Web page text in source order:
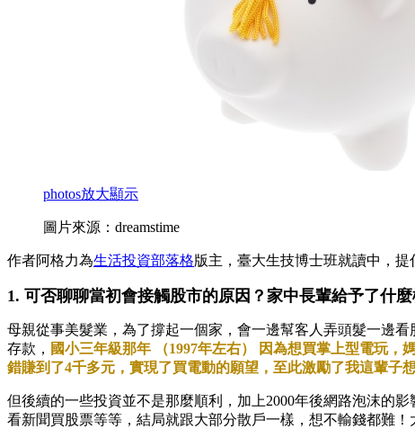
photos放大顯示
圖片來源：dreamstime
作者阿格力為生活投資部落格版主，臺大生技博士班就讀中，
1. 可否聊聊當初會接觸股市的原因？家中長輩給予了什麼
母親從事美髮業，為了撐起一個家，會一邊幫客人弄頭髮一邊
存款， 國小三年級那年 （1997年左右） 因為想買掌上型電玩
錯賺到了4千多元，實現了買電動的願望，至此激勵了我這輩子
但後續的一些投資並不是那麼順利，加上2000年後網路泡沫的
看新聞買股票等等，結局就跟大部分散戶一樣，想不輸錢都難